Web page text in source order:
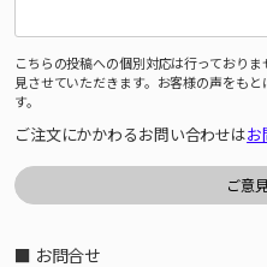
こちらの投稿への個別対応は行っており
見させていただきます。お客様の声をも
す。
ご注文にかかわるお問い合わせはお
■ お問合せ